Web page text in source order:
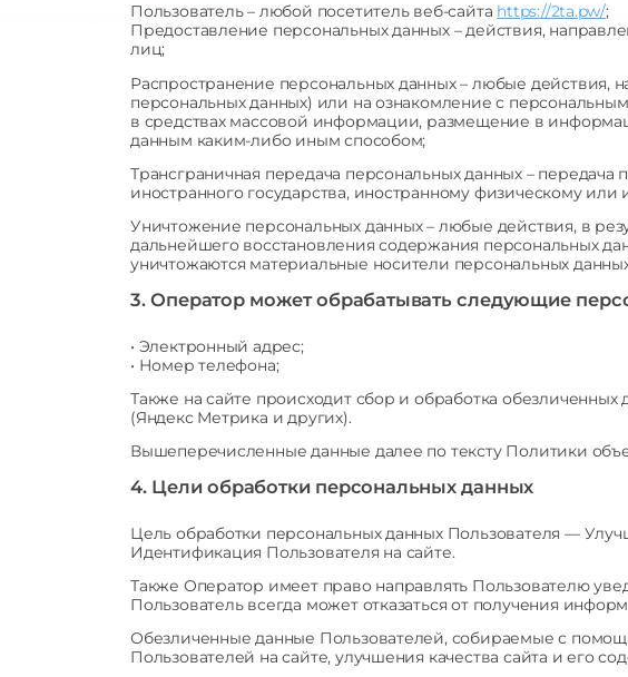
Пользователь – любой посетитель веб-сайта https://2ta.pw/;
Предоставление персональных данных – действия,
лиц;
Распространение персональных данных – любые действия,
персональных данных) или на ознакомление с
в средствах массовой информации, размещение в
данным каким-либо иным способом;
Трансграничная передача персональных данных –
иностранного государства, иностранному физическому
Уничтожение персональных данных – любые действия, в
дальнейшего восстановления содержания персональных
уничтожаются материальные носители персональных
3. Оператор может обрабатывать следующие
• Электронный адрес;
• Номер телефона;
Также на сайте происходит сбор и обработка
(Яндекс Метрика и других).
Вышеперечисленные данные далее по тексту Политики
4. Цели обработки персональных данных
Цель обработки персональных данных Пользователя —
Идентификация Пользователя на сайте.
Также Оператор имеет право направлять Пользователю
Пользователь всегда может отказаться от получения
Обезличенные данные Пользователей, собираемые с
Пользователей на сайте, улучшения качества сайта и его